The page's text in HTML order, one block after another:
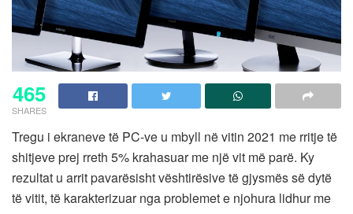
465
SHARES
Tregu i ekraneve të PC-ve u mbyll në vitin 2021 me rritje të
shitjeve prej rreth 5% krahasuar me një vit më parë. Ky
rezultat u arrit pavarësisht vështirësive të gjysmës së dytë
të vitit, të karakterizuar nga problemet e njohura lidhur me